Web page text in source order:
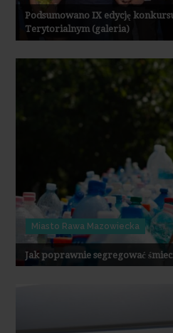
Podsumowano IX edycję
Terytorialnym (galeria)
Miasto Rawa Mazowiecka
Jak poprawnie segregować